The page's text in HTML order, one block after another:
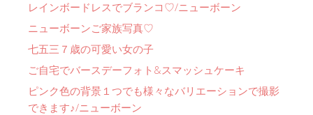
レインボードレスでブランコ♡/ニューボーン
ニューボーンご家族写真♡
七五三７歳の可愛い女の子
ご自宅でバースデーフォト&スマッシュケーキ
ピンク色の背景１つでも様々なバリエーションで撮影
できます♪/ニューボーン